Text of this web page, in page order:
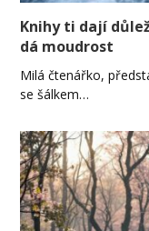
Knihy ti dají
dá moudrost
Milá čtenářko,
se šálkem…